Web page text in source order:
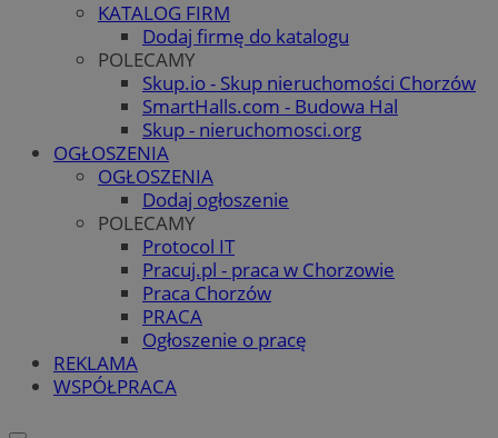
KATALOG FIRM
Dodaj firmę do katalogu
POLECAMY
Skup.io - Skup nieruchomości Chorzów
SmartHalls.com - Budowa Hal
Skup - nieruchomosci.org
OGŁOSZENIA
OGŁOSZENIA
Dodaj ogłoszenie
POLECAMY
Protocol IT
Pracuj.pl - praca w Chorzowie
Praca Chorzów
PRACA
Ogłoszenie o pracę
REKLAMA
WSPÓŁPRACA